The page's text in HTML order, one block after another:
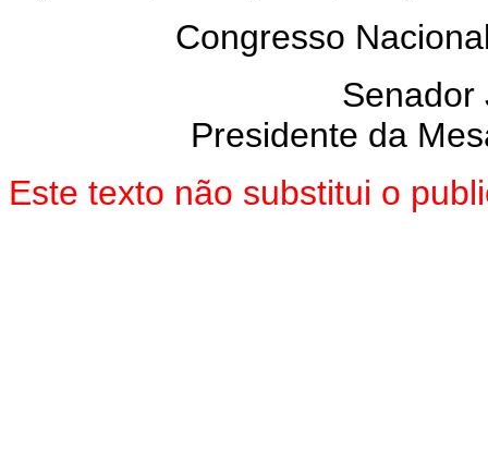
Congresso
Senador
Presidente da
Este texto não substitui o